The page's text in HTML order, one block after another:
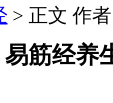
> 正文 作
易筋经养